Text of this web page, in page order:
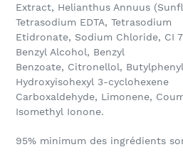
Extract, Helianthus Annuus
Tetrasodium EDTA, Tetrasodium
Etidronate, Sodium Chloride, CI
Benzyl Alcohol, Benzyl
Benzoate, Citronellol,
Hydroxyisohexyl 3-cyclohexene
Carboxaldehyde, Limonene,
Isomethyl Ionone.
95% minimum des ingrédients